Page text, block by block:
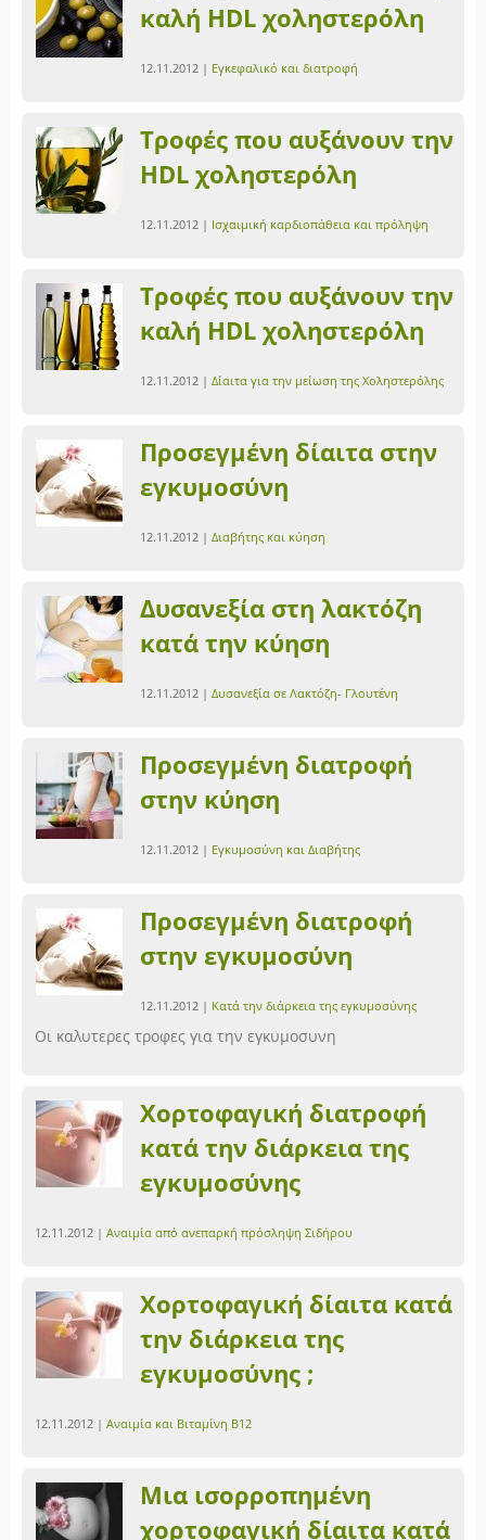
καλή ΗDL χοληστερόλη
12.11.2012 | Εγκεφαλικό και διατροφή
Τροφές που αυξάνουν την
HDL χοληστερόλη
12.11.2012 | Ισχαιμική καρδιοπάθεια και πρόληψη
Τροφές που αυξάνουν την
καλή HDL χοληστερόλη
12.11.2012 | Δίαιτα για την μείωση της Χοληστερόλης
Προσεγμένη δίαιτα στην
εγκυμοσύνη
12.11.2012 | Διαβήτης και κύηση
Δυσανεξία στη λακτόζη
κατά την κύηση
12.11.2012 | Δυσανεξία σε Λακτόζη- Γλουτένη
Προσεγμένη διατροφή
στην κύηση
12.11.2012 | Εγκυμοσύνη και Διαβήτης
Προσεγμένη διατροφή
στην εγκυμοσύνη
12.11.2012 | Κατά την διάρκεια της εγκυμοσύνης
Οι καλυτερες τροφες για την εγκυμοσυνη
Χορτοφαγική διατροφή
κατά την διάρκεια της
εγκυμοσύνης
12.11.2012 | Αναιμία από ανεπαρκή πρόσληψη Σιδήρου
Χορτοφαγική δίαιτα κατά
την διάρκεια της
εγκυμοσύνης ;
12.11.2012 | Αναιμία και Βιταμίνη Β12
Μια ισορροπημένη
χορτοφαγική δίαιτα κατά